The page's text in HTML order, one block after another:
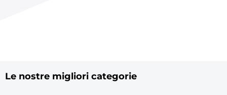
Le nostre migliori categorie